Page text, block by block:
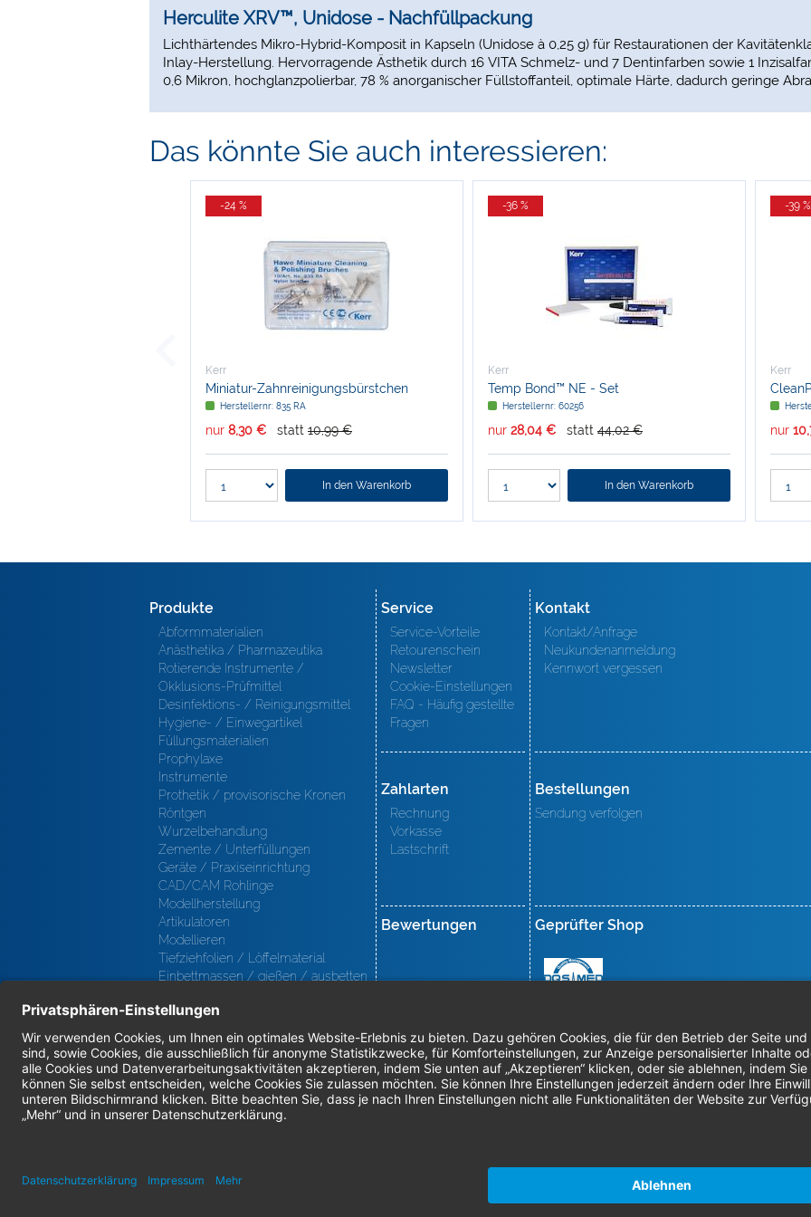
Herculite XRV™, Unidose - Nachfüllpackung
Lichthärtendes Mikro-Hybrid-Komposit in Kapseln (Unidose à 0,25 g) für Restaurationen der
Inlay-Herstellung. Hervorragende Ästhetik durch 16 VITA Schmelz- und 7 Dentinfarben sowie 1
0,6 Mikron, hochglanzpolierbar, 78 % anorganischer Füllstoffanteil, optimale Härte, dadurch geringe
Das könnte Sie auch interessieren:
-24 %
Kerr
Miniatur-Zahnreinigungsbürstchen
Herstellernr: 835 RA
nur 8,30 € statt 10,99 €
In den Warenkorb
-36 %
Kerr
Temp Bond™ NE - Set
Herstellernr: 60256
nur 28,04 € statt 44,02 €
In den Warenkorb
-39 %
Kerr
nur
Produkte
Abformmaterialien
Anästhetika / Pharmazeutika
Rotierende Instrumente /
Okklusions-Prüfmittel
Desinfektions- / Reinigungsmittel
Hygiene- / Einwegartikel
Füllungsmaterialien
Prophylaxe
Instrumente
Prothetik / provisorische Kronen
Röntgen
Wurzelbehandlung
Zemente / Unterfüllungen
Geräte / Praxiseinrichtung
CAD/CAM Rohlinge
Modellherstellung
Artikulatoren
Modellieren
Tiefziehfolien / Löffelmaterial
Einbettmassen / gießen / ausbetten
Oberfl ächenbearbeitung
Keramik
Verblendmaterialien
Instrumente
Kieferorthopädie / Klammerdrähte
Verschiedenes (Labor)
Service
Service-Vorteile
Retourenschein
Newsletter
Cookie-Einstellungen
FAQ - Häufig gestellte
Fragen
Zahlarten
Rechnung
Vorkasse
Lastschrift
Bewertungen
Kontakt
Kontakt/Anfrage
Neukundenanmeldung
Kennwort vergessen
Bestellungen
Sendung verfolgen
Geprüfter Shop
AGB Datenschutz Nachhaltigkeit